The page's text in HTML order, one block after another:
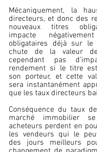
Mécaniquement, la
directeurs, et donc des
nouveaux titres
impacte
obligataires déjà sur le
chute de la valeur
cependant pas
rendement si le titre
son porteur, et cette
sera instantanément
que les taux directeurs
Conséquence du taux
marché immobilier
acheteurs perdent en
les vendeurs qui le
des jours meilleurs